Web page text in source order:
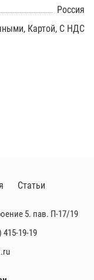
Россия
Картой, С НДС
5. пав. П-17/19
415-19-19
Статьи